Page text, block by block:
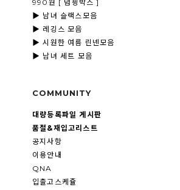
990원 [ 덤핑박스 ]
▶ 남녀 슬랙스모음
▶ 레깅스 모음
▶ 시원한 여름 린넨모음
▶ 남녀 세트 모음
COMMUNITY
대량등록파일 게시판
품절&재입고리스트
공지사항
이용안내
QNA
입출고스케쥴